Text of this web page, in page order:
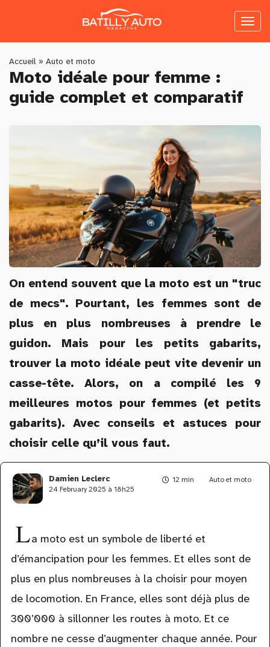
content
You
are
here
Accueil » Auto et moto
Moto idéale pour femme :
guide complet et comparatif
On entend souvent que la moto est un "truc
de mecs". Pourtant, les femmes sont de
plus en plus nombreuses à prendre le
guidon. Mais pour les petits gabarits,
trouver la moto idéale peut vite devenir un
casse-tête. Alors, on a compilé les 9
meilleures motos pour femmes (et petits
gabarits). Avec conseils et astuces pour
choisir celle qu’il vous faut.
12 min Auto et moto
Damien Leclerc
24 February 2025 à 18h25
La moto est un symbole de liberté et
d’émancipation pour les femmes. Et elles sont de
plus en plus nombreuses à la choisir pour moyen
de locomotion. En France, elles sont déjà plus de
300’000 à sillonner les routes à moto. Et ce
nombre ne cesse d’augmenter chaque année. Pour